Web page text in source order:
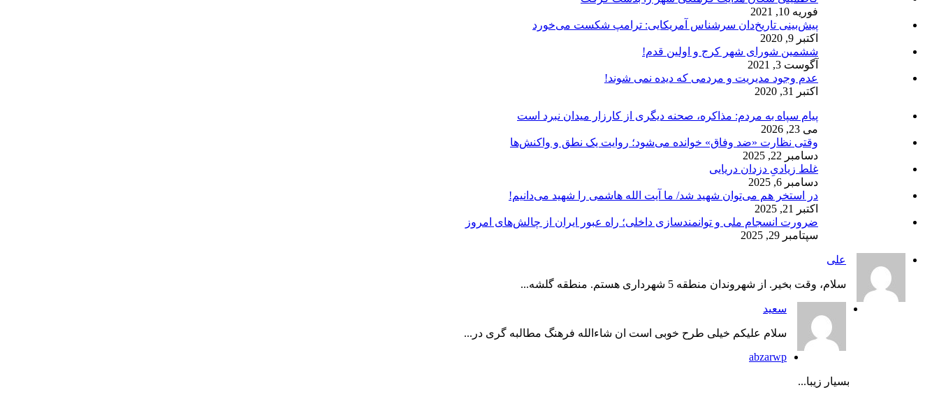
فوریه 10, 2021
پیش‌بینی تاریخ‌دان سرشناس آمریکایی: ترامپ شکست می‌خورد
اکتبر 9, 2020
ششمین شورای شهر کرج و اولین قدم!
آگوست 3, 2021
عدم وجود مدیریت و مردمی که دیده نمی شوند!
اکتبر 31, 2020
پیام سپاه به مردم: مذاکره، صحنه دیگری از کارزار میدان نبرد است
می 23, 2026
وقتی نظارت «ضد وفاق» خوانده می‌شود؛ روایت یک نطق و واکنش‌ها
دسامبر 22, 2025
غلط زیادیِ دزدان دریایی
دسامبر 6, 2025
در استخر هم می‌توان شهید شد/ ما آیت الله هاشمی را شهید می‌دانیم!
اکتبر 21, 2025
ضرورت انسجام ملی و توانمندسازی داخلی؛ راه عبور ایران از چالش‌های امروز
سپتامبر 29, 2025
علی
سلام، وقت بخیر. از شهروندان منطقه 5 شهرداری هستم. منطقه گلشه...
سعید
سلام علیکم خیلی طرح خوبی است ان شاءالله فرهنگ مطالبه گری در...
abzarwp
بسیار زیبا...